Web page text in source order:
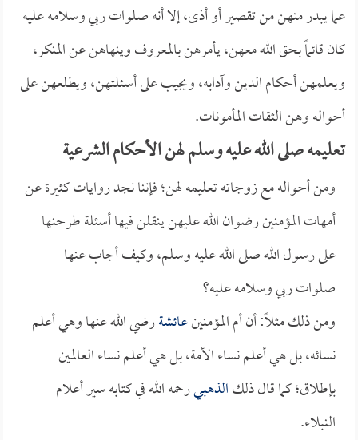
عما يبدر منهن من تقصير أو أذى، إلا أنه صلوات ربي وسلامه عليه
كان قائماً بحق الله معهن، يأمرهن بالمعروف وينهاهن عن المنكر،
ويعلمهن أحكام الدين وآدابه، ويجيب على أسئلتهن، ويطلعهن على
أحواله وهن الثقات المأمونات.
تعليمه صلى الله عليه وسلم لهن الأحكام الشرعية
ومن أحواله مع زوجاته تعليمه لهن؛ فإننا نجد روايات كثيرة عن
أمهات المؤمنين رضوان الله عليهن ينقلن فيها أسئلة طرحنها
على رسول الله صلى الله عليه وسلم، وكيف أجاب عنها
صلوات ربي وسلامه عليه؟
ومن ذلك مثلاً: أن أم المؤمنينعائشةرضي الله عنها وهي أعلم
نسائه، بل هي أعلم نساء الأمة، بل هي أعلم نساء العالمين
بإطلاق؛ كما قال ذلكالذهبيرحمه الله في كتابه سير أعلام
النبلاء.